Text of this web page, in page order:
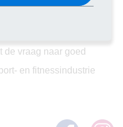
een wandeling maakt, de
zijn onmiskenbaar. Het
de vraag naar goed
en fitnessindustrie